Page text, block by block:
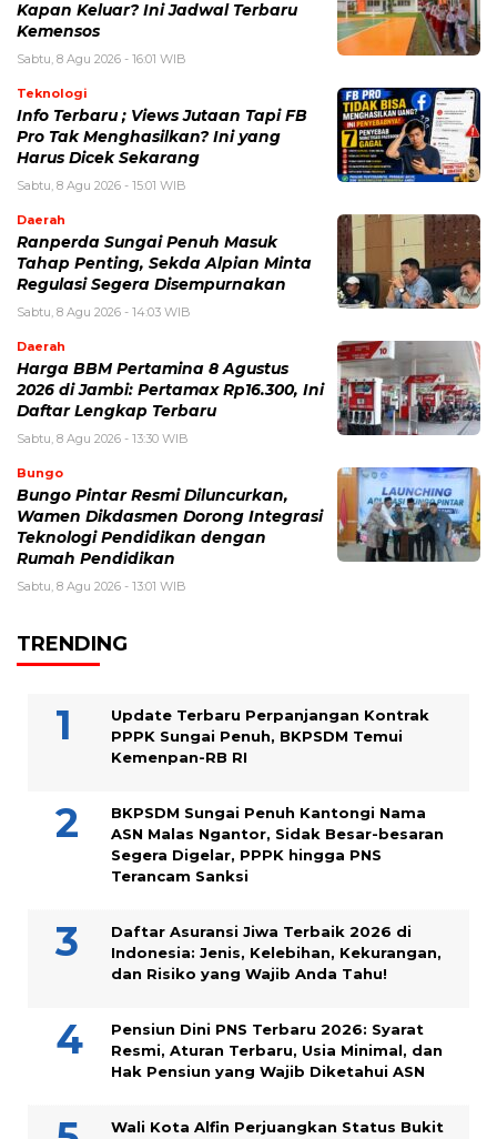
Kapan Keluar? Ini Jadwal Terbaru
Kemensos
Sabtu, 8 Agu 2026 - 16:01 WIB
Teknologi
Info Terbaru ; Views Jutaan Tapi FB
Pro Tak Menghasilkan? Ini yang
Harus Dicek Sekarang
Sabtu, 8 Agu 2026 - 15:01 WIB
Daerah
Ranperda Sungai Penuh Masuk
Tahap Penting, Sekda Alpian Minta
Regulasi Segera Disempurnakan
Sabtu, 8 Agu 2026 - 14:03 WIB
Daerah
Harga BBM Pertamina 8 Agustus
2026 di Jambi: Pertamax Rp16.300, Ini
Daftar Lengkap Terbaru
Sabtu, 8 Agu 2026 - 13:30 WIB
Bungo
Bungo Pintar Resmi Diluncurkan,
Wamen Dikdasmen Dorong Integrasi
Teknologi Pendidikan dengan
Rumah Pendidikan
Sabtu, 8 Agu 2026 - 13:01 WIB
TRENDING
Update Terbaru Perpanjangan Kontrak
PPPK Sungai Penuh, BKPSDM Temui
Kemenpan-RB RI
BKPSDM Sungai Penuh Kantongi Nama
ASN Malas Ngantor, Sidak Besar-besaran
Segera Digelar, PPPK hingga PNS
Terancam Sanksi
Daftar Asuransi Jiwa Terbaik 2026 di
Indonesia: Jenis, Kelebihan, Kekurangan,
dan Risiko yang Wajib Anda Tahu!
Pensiun Dini PNS Terbaru 2026: Syarat
Resmi, Aturan Terbaru, Usia Minimal, dan
Hak Pensiun yang Wajib Diketahui ASN
Wali Kota Alfin Perjuangkan Status Bukit